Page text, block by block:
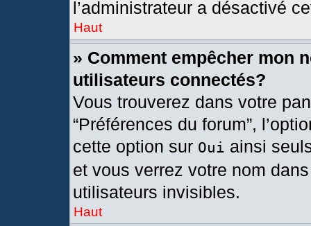
l’administrateur a désactivé
Haut
» Comment empêcher mon
utilisateurs connectés?
Vous trouverez dans votre
“Préférences du forum”,
cette option sur Oui ainsi
et vous verrez votre nom
utilisateurs invisibles.
Haut